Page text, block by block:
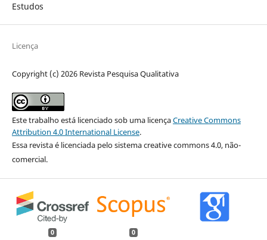
Estudos
Licença
Copyright (c) 2026 Revista Pesquisa Qualitativa
Este trabalho está licenciado sob uma licençaCreative Commons
Attribution 4.0 International License.
Essa revista é licenciada pelo sistema creative commons 4.0, não-
comercial.
0 0